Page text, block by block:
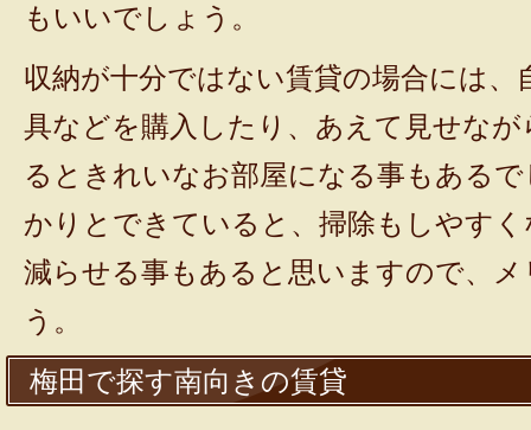
もいいでしょう。
収納が十分ではない賃貸の場合には、
具などを購入したり、あえて見せな
るときれいなお部屋になる事もある
かりとできていると、掃除もしやす
減らせる事もあると思いますので、
う。
梅田で探す南向きの賃貸